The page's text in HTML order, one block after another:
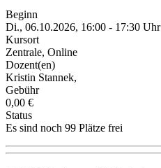
Beginn
Di., 06.10.2026, 16:00 - 17:30 Uhr
Kursort
Zentrale, Online
Dozent(en)
Kristin Stannek,
Gebühr
0,00 €
Status
Es sind noch 99 Plätze frei